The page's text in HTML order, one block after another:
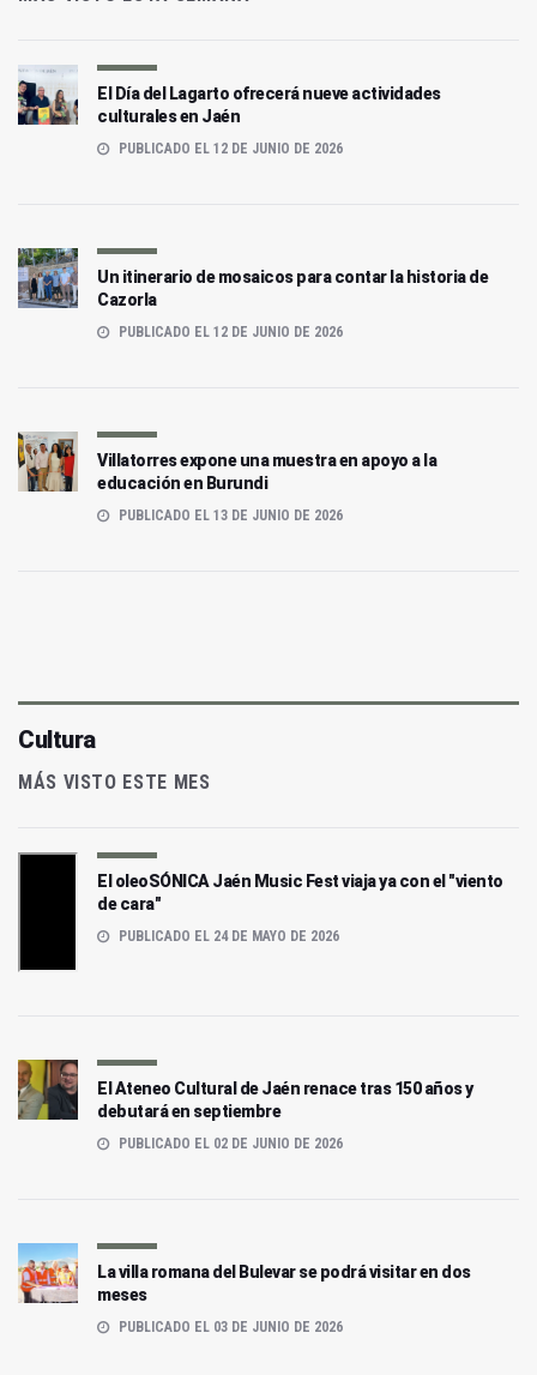
El Día del Lagarto ofrecerá nueve actividades
culturales en Jaén
PUBLICADO EL 12 DE JUNIO DE 2026
Un itinerario de mosaicos para contar la historia de
Cazorla
PUBLICADO EL 12 DE JUNIO DE 2026
Villatorres expone una muestra en apoyo a la
educación en Burundi
PUBLICADO EL 13 DE JUNIO DE 2026
Cultura
MÁS VISTO ESTE MES
El oleoSÓNICA Jaén Music Fest viaja ya con el "viento
de cara"
PUBLICADO EL 24 DE MAYO DE 2026
El Ateneo Cultural de Jaén renace tras 150 años y
debutará en septiembre
PUBLICADO EL 02 DE JUNIO DE 2026
La villa romana del Bulevar se podrá visitar en dos
meses
PUBLICADO EL 03 DE JUNIO DE 2026